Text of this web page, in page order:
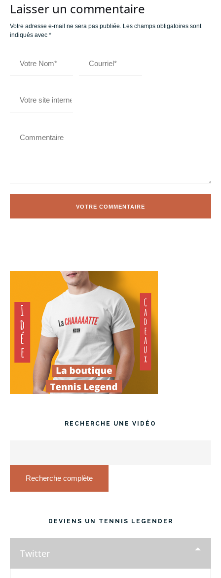
Laisser un commentaire
Votre adresse e-mail ne sera pas publiée. Les champs obligatoires sont
indiqués avec *
RECHERCHE UNE VIDÉO
Recherche complète
DEVIENS UN TENNIS LEGENDER
Twitter